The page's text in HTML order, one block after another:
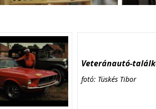
Veteránautó-
fotó: Tüskés Tibor